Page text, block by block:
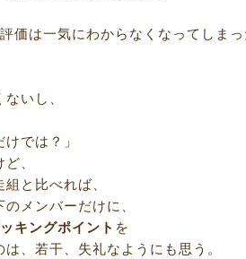
価は一気にわからなくなってしまっ
いし、
けでは？」
、
と比べれば、
メンバーだけに、
キングポイント を
、若干、失礼なようにも思う。